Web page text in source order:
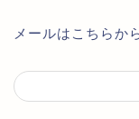
メールはこちらか